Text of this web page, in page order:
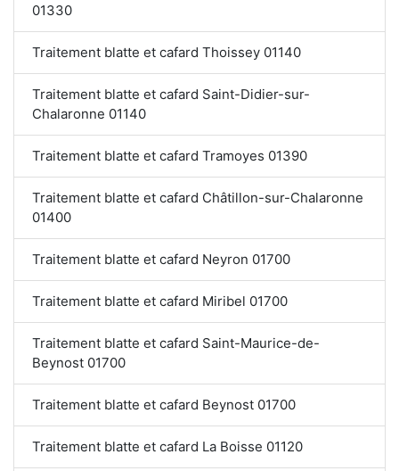
01330
Traitement blatte et cafard Thoissey 01140
Traitement blatte et cafard Saint-Didier-sur-
Chalaronne 01140
Traitement blatte et cafard Tramoyes 01390
Traitement blatte et cafard Châtillon-sur-Chalaronne
01400
Traitement blatte et cafard Neyron 01700
Traitement blatte et cafard Miribel 01700
Traitement blatte et cafard Saint-Maurice-de-
Beynost 01700
Traitement blatte et cafard Beynost 01700
Traitement blatte et cafard La Boisse 01120